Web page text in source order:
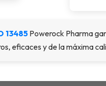
13485Powerock Pharma
eficaces y de la máxima